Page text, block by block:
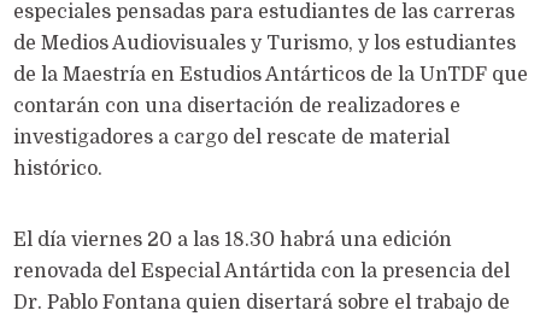
especiales pensadas para estudiantes de las carreras
de Medios Audiovisuales y Turismo, y los estudiantes
de la Maestría en Estudios Antárticos de la UnTDF que
contarán con una disertación de realizadores e
investigadores a cargo del rescate de material
histórico.
El día viernes 20 a las 18.30 habrá una edición
renovada del Especial Antártida con la presencia del
Dr. Pablo Fontana quien disertará sobre el trabajo de